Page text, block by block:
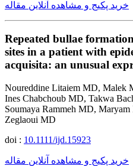
خرید پکیج و مشاهده آنلاین مقاله
Repeated bullae
sites in a patient with
acquisita: an unusual
Noureddine Litaiem MD, Malek
Ines Chabchoub MD, Takwa
Soumaya Rammeh MD,
Zeglaoui MD
doi : 10.1111/ijd.15923
خرید پکیج و مشاهده آنلاین مقاله